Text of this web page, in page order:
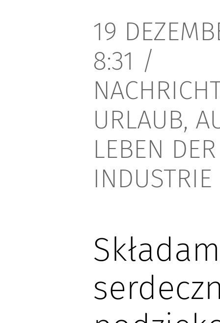
19
8:31 /
URLAUB,
LEBEN DER
INDUSTRIE